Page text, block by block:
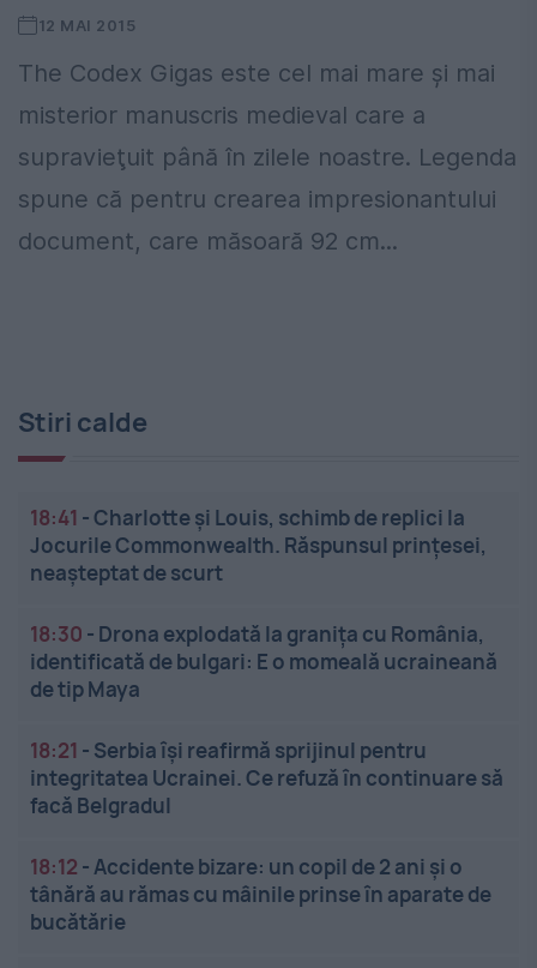
12 MAI 2015
The Codex Gigas este cel mai mare şi mai
misterior manuscris medieval care a
supravieţuit până în zilele noastre. Legenda
spune că pentru crearea impresionantului
document, care măsoară 92 cm...
Stiri calde
18:41 -Charlotte și Louis, schimb de replici la
Jocurile Commonwealth. Răspunsul prințesei,
neașteptat de scurt
18:30 - Drona explodată la granița cu România,
identificată de bulgari: E o momeală ucraineană
de tip Maya
18:21 - Serbia își reafirmă sprijinul pentru
integritatea Ucrainei. Ce refuză în continuare să
facă Belgradul
18:12 -Accidente bizare: un copil de 2 ani și o
tânără au rămas cu mâinile prinse în aparate de
bucătărie